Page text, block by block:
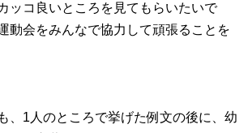
ッコ良いところを見てもらいたいで
動会をみんなで協力して頑張ることを
、1人のところで挙げた例文の後に、幼